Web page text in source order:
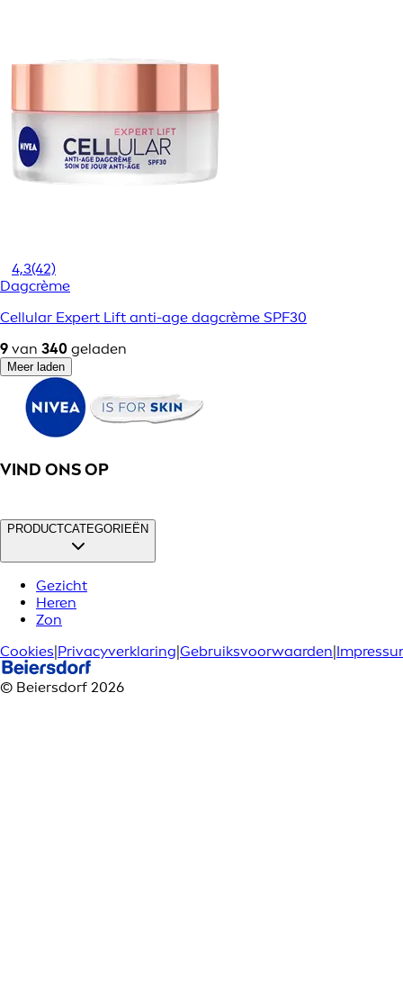
4,3(42)
Dagcrème
Cellular Expert Lift anti-age dagcrème SPF30
9 van 340 geladen
Meer laden
VIND ONS OP
PRODUCTCATEGORIEËN
Gezicht
Heren
Zon
Cookies Privacyverklaring Gebruiksvoorwaarden
© Beiersdorf 2026